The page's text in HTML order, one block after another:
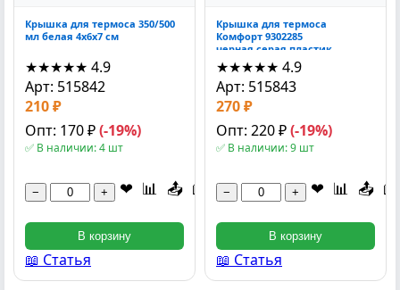
Крышка для термоса 350/500
мл белая 4x6x7 см
★★★★★ 4.9
Арт: 515842
210 ₽
Опт: 170 ₽(-19%)
✅ В наличии: 4 шт
− + ❤ 📊 📤 📖
В корзину
📖 Статья
Крышка для термоса
Комфорт 9302285
черная,серая пластик
силикон 350-500мл 4.5x6x7 см
★★★★★ 4.9
Арт: 515843
270 ₽
Опт: 220 ₽(-19%)
✅ В наличии: 9 шт
− + ❤ 📊 📤 📖
В корзину
📖 Статья